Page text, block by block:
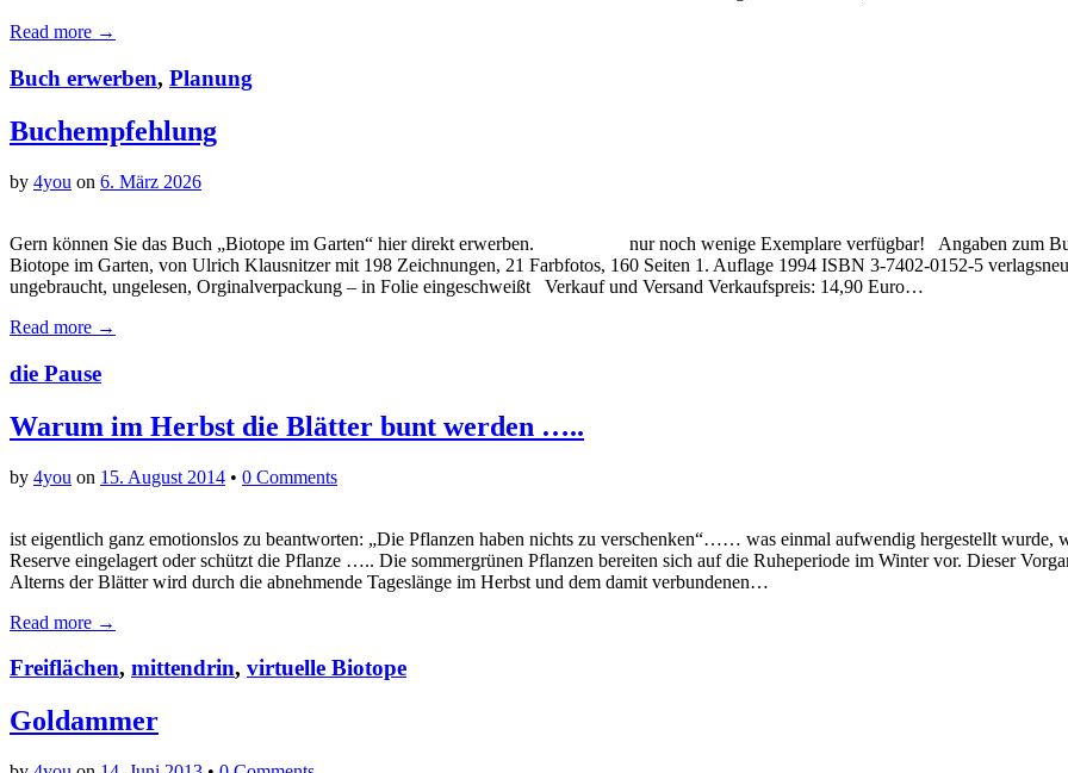
Read more →
Buch erwerben, Planung
Buchempfehlung
by 4you on 6. März 2026
Gern können Sie das Buch „Biotope im Garten“ hier direkt erwerben. nur noch wenige Exemplare verfügbar! Angaben zum
Biotope im Garten, von Ulrich Klausnitzer mit 198 Zeichnungen, 21 Farbfotos, 160 Seiten 1. Auflage 1994 ISBN 3-7402-0152-5
ungebraucht, ungelesen, Orginalverpackung – in Folie eingeschweißt Verkauf und Versand Verkaufspreis: 14,90 Euro…
Read more →
die Pause
Warum im Herbst die Blätter bunt werden …..
by 4you on 15. August 2014 • 0 Comments
ist eigentlich ganz emotionslos zu beantworten: „Die Pflanzen haben nichts zu verschenken“…… was einmal aufwendig hergestellt wurde,
Reserve eingelagert oder schützt die Pflanze ….. Die sommergrünen Pflanzen bereiten sich auf die Ruheperiode im Winter vor. Dieser
Alterns der Blätter wird durch die abnehmende Tageslänge im Herbst und dem damit verbundenen…
Read more →
Freiflächen, mittendrin, virtuelle Biotope
Goldammer